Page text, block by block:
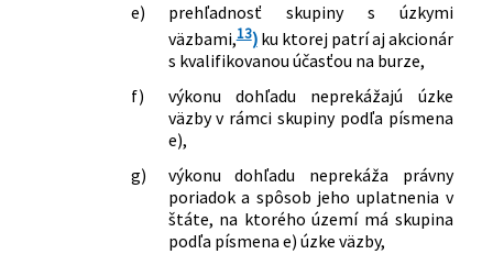
e)
prehľadnosť skupiny s úzkymi
väzbami,13)ku ktorej patrí aj akcionár
s kvalifikovanou účasťou na burze,
f)
výkonu dohľadu neprekážajú úzke
väzby v rámci skupiny podľa písmena
e),
g)
výkonu dohľadu neprekáža právny
poriadok a spôsob jeho uplatnenia v
štáte, na ktorého území má skupina
podľa písmena e) úzke väzby,